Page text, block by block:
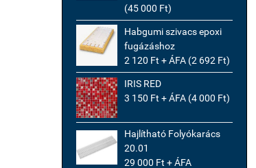
(45 000 Ft)
Habgumi szivacs epoxi
fugázáshoz
2 120 Ft + ÁFA (2 692 Ft)
IRIS RED
3 150 Ft + ÁFA (4 000 Ft)
Hajlítható Folyókarács
20.01
29 000 Ft + ÁFA